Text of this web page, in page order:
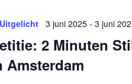
2 Minuten
Amsterdam
Uitgelicht 3 juni 2025- 3 juni